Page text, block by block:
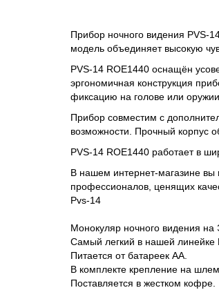
Прибор ночного видения PVS-
модель объединяет высокую
PVS-14 ROE1440 оснащён
эргономичная конструкция
фиксацию на голове или
Прибор совместим с
возможности. Прочный корпус
PVS-14 ROE1440 работает в
В нашем интернет-магазине вы
профессионалов, ценящих
Pvs-14
Монокуляр ночного видения
Самый легкий в нашей
Питается от батареек АА.
В комплекте крепление на
Поставляется в жестком кофре.